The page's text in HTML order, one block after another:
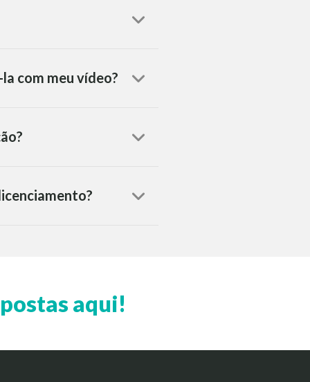
com meu vídeo?
aqui!